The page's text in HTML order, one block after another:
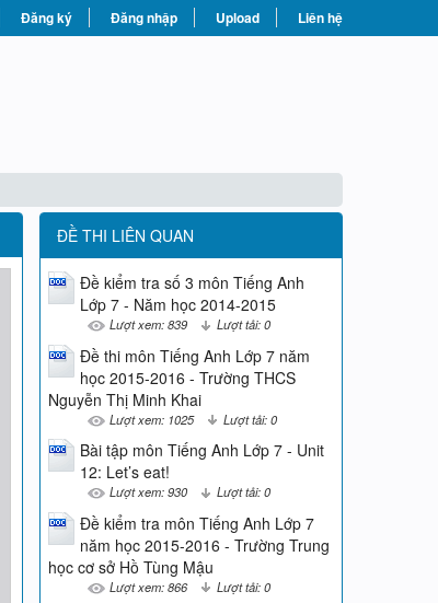
Đăng ký Đăng nhập Upload Liên hệ
ĐỀ THI LIÊN QUAN
Đề kiểm tra số 3 môn Tiếng Anh
Lớp 7 - Năm học 2014-2015
Lượt xem: 839 Lượt tải: 0
Đề thi môn Tiếng Anh Lớp 7 năm
học 2015-2016 - Trường THCS
Nguyễn Thị Minh Khai
Lượt xem: 1025 Lượt tải: 0
Bài tập môn Tiếng Anh Lớp 7 - Unit
12: Let’s eat!
Lượt xem: 930 Lượt tải: 0
Đề kiểm tra môn Tiếng Anh Lớp 7
năm học 2015-2016 - Trường Trung
học cơ sở Hồ Tùng Mậu
Lượt xem: 866 Lượt tải: 0